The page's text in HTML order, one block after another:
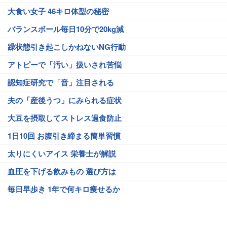
大食い女子 46キロ体型の秘密
バランスボール毎日10分で20kg減
躁状態引き起こしかねないNG行動
アトピーで「汚い」扱いされ苦悩
認知症研究で「音」注目される
夫の「産後うつ」にみられる症状
大豆を摂取してストレス過食防止
1日10回 お腹引き締まる簡単習慣
太りにくいアイス 栄養士が解説
血圧を下げる飲みもの 選び方は
毎日早歩き 1年で何キロ痩せるか